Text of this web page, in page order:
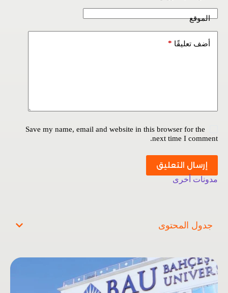
جدول المحتوى
الموقع
أضف تعليقًا *
Save my name, email and website in this browser for the
next time I comment.
إرسال التعليق
مدونات أخرى